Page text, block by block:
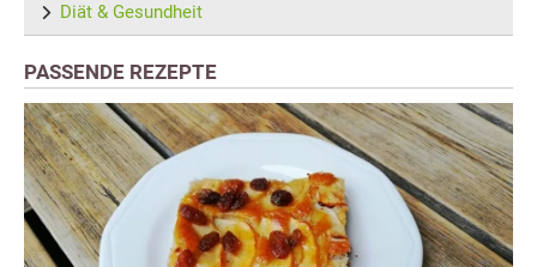
Diät & Gesundheit
PASSENDE REZEPTE